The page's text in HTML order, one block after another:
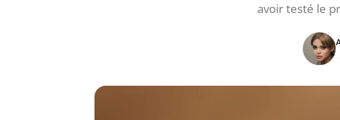
avoir testé le